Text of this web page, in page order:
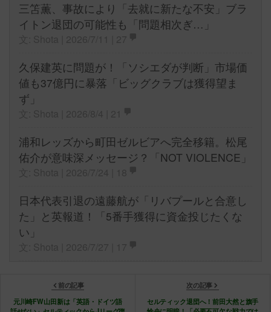
三笘薫、事故により「去就に新たな不安」ブラ
イトン退団の可能性も「問題相次ぎ…」
久保建英に問題が！「ソシエダが判断」市場価
値も37億円に暴落「ビッグクラブは獲得望ま
ず」
浦和レッズから町田ゼルビアへ完全移籍。松尾
佑介が意味深メッセージ？「NOT VIOLENCE」
日本代表引退の遠藤航が「リバプールと合意し
た」と英報道！「5番手獲得に資金投じたくな
い」
前の記事
元川崎FW山田新は「英語・ドイツ語
次の記事
セルティック退団へ！前田大然と旗手